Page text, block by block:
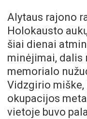
Alytaus rajono
Holokausto
šiai dienai
minėjimai, dalis
memorialo
Vidzgirio
okupacijos
vietoje buvo